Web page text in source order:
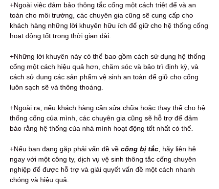
+Ngoài việc đảm bảo thông tắc cống một cách triệt để và an
toàn cho môi trường, các chuyên gia cũng sẽ cung cấp cho
khách hàng những lời khuyên hữu ích để giữ cho hệ thống cống
hoạt động tốt trong thời gian dài.
+Những lời khuyên này có thể bao gồm cách sử dụng hệ thống
cống một cách hiệu quả hơn, chăm sóc và bảo trì định kỳ, và
cách sử dụng các sản phẩm vệ sinh an toàn để giữ cho cống
luôn sạch sẽ và thông thoáng.
+Ngoài ra, nếu khách hàng cần sửa chữa hoặc thay thế cho hệ
thống cống của mình, các chuyên gia cũng sẽ hỗ trợ để đảm
bảo rằng hệ thống của nhà mình hoạt động tốt nhất có thể.
+Nếu bạn đang gặp phải vấn đề về cống bị tắc , hãy liên hệ
ngay với một công ty, dịch vụ vệ sinh thông tắc cống chuyên
nghiệp để được hỗ trợ và giải quyết vấn đề một cách nhanh
chóng và hiệu quả.